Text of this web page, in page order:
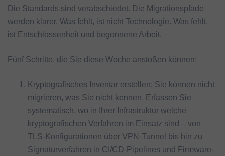
Die Standards sind verabschiedet. Die Migrationspfade
werden klarer. Was fehlt, ist nicht Technologie. Was fehlt,
ist Entschlossenheit und begonnene Arbeit.
Fünf Schritte, die Sie diese Woche anstoßen können:
Kryptografisches Inventar erstellen: Sie können nicht
migrieren, was Sie nicht kennen. Erfassen Sie
systematisch, wo in Ihrer Infrastruktur welche
kryptografischen Verfahren im Einsatz sind – von
TLS-Konfigurationen über VPN-Tunnel bis hin zu
Signaturverfahren in CI/CD-Pipelines und Firmware-